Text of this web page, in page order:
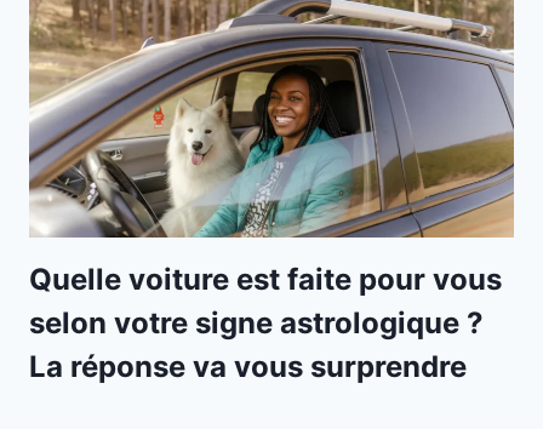
Quelle voiture est faite pour vous
selon votre signe astrologique ?
La réponse va vous surprendre